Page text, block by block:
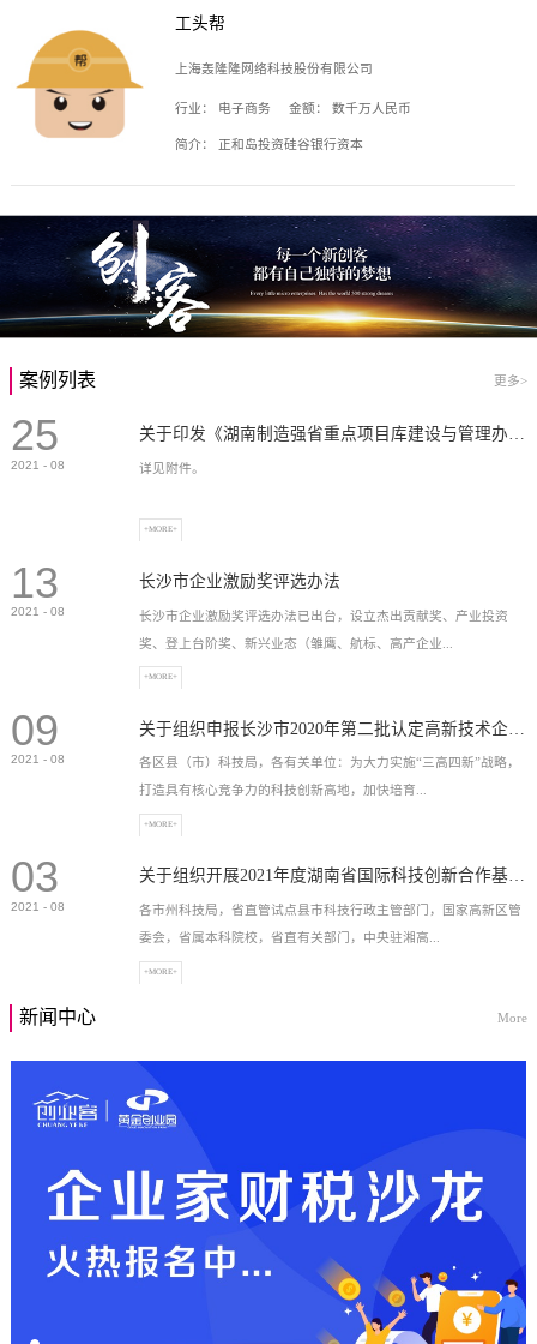
工头帮
上海轰隆隆网络科技股份有限公司
行业： 电子商务 金额： 数千万人民币
简介： 正和岛投资硅谷银行资本
案例列表 更多>
25
2021 - 08 详见附件。
+MORE+
13
2021 - 08
长沙市企业激励奖评选办法
长沙市企业激励奖评选办法已出台，设立杰出贡献奖、产业投资
奖、登上台阶奖、新兴业态（雏鹰、航标、高产企业...
）奖等，最高奖励2...
+MORE+
09
2021 - 08
各区县（市）科技局，各有关单位：为大力实施“三高四新”战略，
打造具有核心竞争力的科技创新高地，加快培育...
高新技术企业，充分...
+MORE+
03
2021 - 08
关于组织开展2021年度湖南省国际科技创新合作基地申报工作的通知
各市州科技局，省直管试点县市科技行政主管部门，国家高新区管
委会，省属本科院校，省直有关部门，中央驻湘高...
+MORE+
新闻中心 More